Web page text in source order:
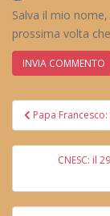
Salva il mio
prossima volta
articoli
Papa
CNESC: il